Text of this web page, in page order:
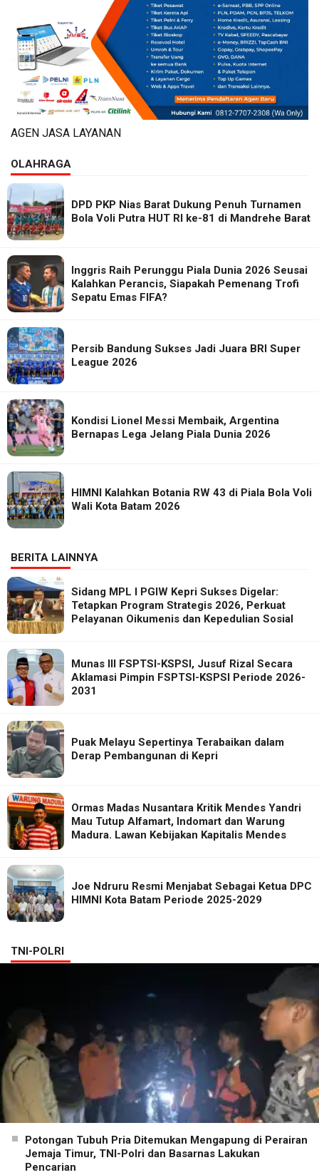
AGEN JASA LAYANAN
OLAHRAGA
DPD PKP Nias Barat Dukung Penuh Turnamen
Bola Voli Putra HUT RI ke-81 di Mandrehe Barat
Inggris Raih Perunggu Piala Dunia 2026 Seusai
Kalahkan Perancis, Siapakah Pemenang Trofi
Sepatu Emas FIFA?
Persib Bandung Sukses Jadi Juara BRI Super
League 2026
Kondisi Lionel Messi Membaik, Argentina
Bernapas Lega Jelang Piala Dunia 2026
HIMNI Kalahkan Botania RW 43 di Piala Bola Voli
Wali Kota Batam 2026
BERITA LAINNYA
Sidang MPL I PGIW Kepri Sukses Digelar:
Tetapkan Program Strategis 2026, Perkuat
Pelayanan Oikumenis dan Kepedulian Sosial
Munas III FSPTSI-KSPSI, Jusuf Rizal Secara
Aklamasi Pimpin FSPTSI-KSPSI Periode 2026-
2031
Puak Melayu Sepertinya Terabaikan dalam
Derap Pembangunan di Kepri
Ormas Madas Nusantara Kritik Mendes Yandri
Mau Tutup Alfamart, Indomart dan Warung
Madura. Lawan Kebijakan Kapitalis Mendes
Joe Ndruru Resmi Menjabat Sebagai Ketua DPC
HIMNI Kota Batam Periode 2025-2029
TNI-POLRI
Potongan Tubuh Pria Ditemukan Mengapung di Perairan
Jemaja Timur, TNI-Polri dan Basarnas Lakukan
Pencarian